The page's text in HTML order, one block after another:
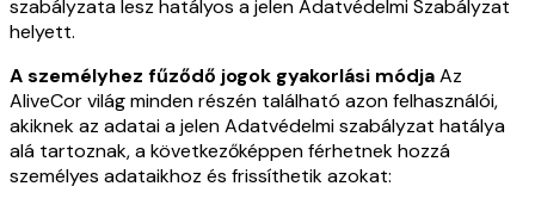
szabályzata lesz hatályos a jelen Adatvédelmi Szabályzat
helyett.
A személyhez fűződő jogok gyakorlási módjaAz
AliveCor világ minden részén található azon felhasználói,
akiknek az adatai a jelen Adatvédelmi szabályzat hatálya
alá tartoznak, a következőképpen férhetnek hozzá
személyes adataikhoz és frissíthetik azokat: